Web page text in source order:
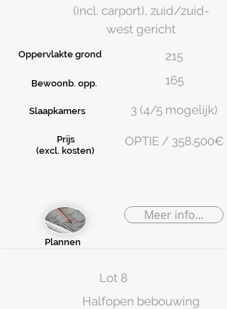
(incl. carport), zuid/zuid-
west gericht
215
Oppervlakte grond
Bewoonb. opp.
3 (4/5 mogelijk)
Slaapkamers
Prijs
(excl. kosten)
165
OPTIE / 358.500€
Plannen
Meer info...
Lot 8
Halfopen bebouwing